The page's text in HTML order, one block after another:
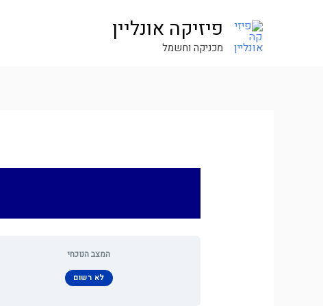
פיזיקה אונליין
מכניקה וחשמל
המצב הנוכחי
לא רשום